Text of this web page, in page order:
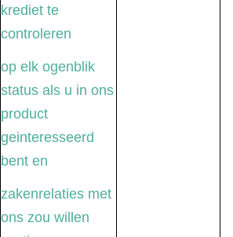
krediet te
controleren
op elk ogenblik
status als u in ons
product
geinteresseerd
bent en
zakenrelaties met
ons zou willen